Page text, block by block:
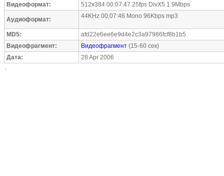
Видеоформат:
512x384 00:07:47 25fps DivX5 1.9Mbps
Аудиоформат: 44KHz 00:07:46 Mono 96Kbps mp3
MD5:
afd22e6ee6e9d4e2c3a97986fcf8b1b5
Видеофрагмент:
Видеофрагмент (15-60 сек)
Дата:
28 Apr 2006